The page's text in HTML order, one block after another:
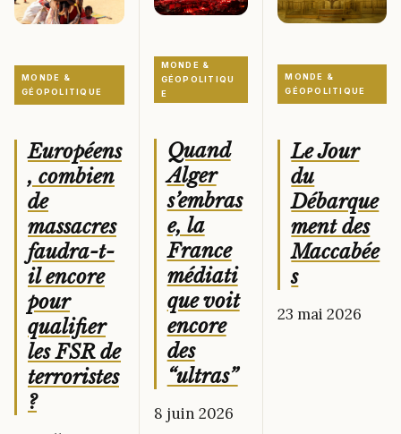
MONDE &
GÉOPOLITIQUE
Européens
, combien
de
massacres
faudra-t-
il encore
pour
qualifier
les FSR de
terroristes
?
MONDE &
GÉOPOLITIQU
E
Quand
Alger
s’embras
e, la
France
médiati
que voit
encore
des
“ultras”
8 juin 2026
MONDE &
GÉOPOLITIQUE
Le Jour
du
Débarque
ment des
Maccabée
s
23 mai 2026